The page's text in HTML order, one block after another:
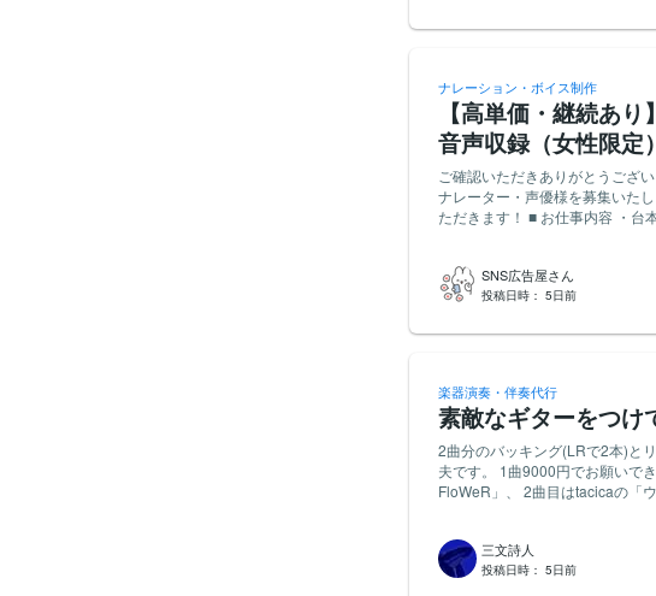
はなく、 今後も長く演奏し続ける代表曲として育てていきたいと考えています。 そのため、「○○
ナレーション・ボイス制作
【高単価・継続あ
音声収録（女性限定）
ご確認いただきありがとうございます！ 美容系動画広告のナレーション音声をご
ナレーター・声優様を募集いたします。 仕上がりが良ければ、今後も定期的に継
ただきます！ ■ お仕事内容 ・台本に合わせたナレーション音声の収録（1本分） ・「ナイトルー
https://www.instagram.com/
https://www.instagram.com/
ャバ嬢風の声を可能な限り完コ
ださい。 ■ 報酬 ・3,000円（システム手数料込・税別） ■ 納期 ・契約成立から1〜2日以内 ■ 納品
方法 ・正式納品時は、指定形式
時は、繋げた1つの音声データで問題ありません。 ■ 応募方法・
以下のトライアル原稿をテスト
の声を上げるか下げるかの指示になります） 【トライアル原稿】 ーー
ーーーーーーーーーーーーーー
ってくよ〜 ⬇️ もっと早く買えば
い〜 ⬆️ ーーーーーーーーーーーーーーー
だく事項】 ・簡単な自己紹介・実績 ・トライアル音声（ファイル添付、またはギガファイル便等
SNS広告屋さん
投稿日時： 5日前
楽器演奏・伴奏代行
素敵なギターをつ
2曲分のバッキング(LRで2本)と
夫です。 1曲9000円でお願いできたらと思っています。
FloWeR」、 2曲目はtacicaの「
希望の場合はお申し付けくださ
た際に最初からやり直しをする
三文詩人
投稿日時： 5日前